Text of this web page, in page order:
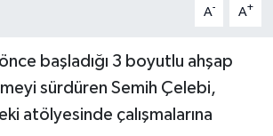
A- A+
önce başladığı 3 boyutlu ahşap
sürdüren Semih Çelebi,
atölyesinde çalışmalarına